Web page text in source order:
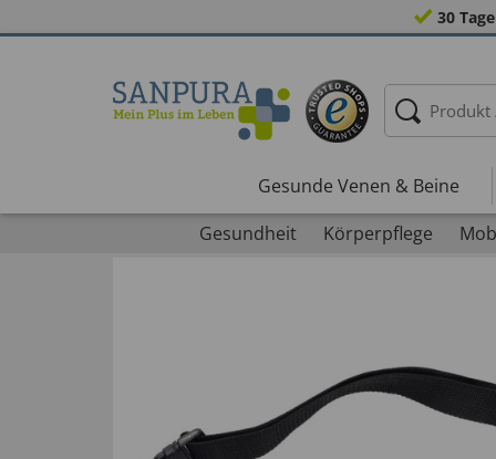
30
Gesunde Venen & Beine
Gesundheit
Körperpflege